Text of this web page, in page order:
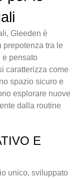
Gleeden è
prepotenza tra le
e pensato
caratterizza come
spazio sicuro e
esplorare nuove
dalla routine
E
unico, sviluppato